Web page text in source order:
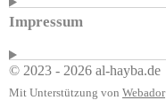
Impressum
© 2023 - 2026 al-hayba.de
Mit Unterstützung von Webador